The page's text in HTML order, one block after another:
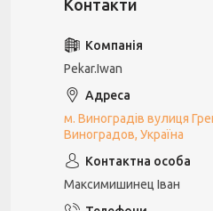
Pekar.Iwan
м. Виноградів вулиця
Виноградов, Україна
Максимишинец Іван